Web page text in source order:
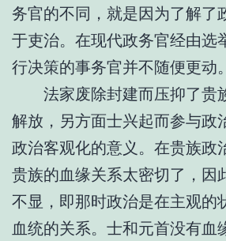
务官的不同，就是因为了解了
于吏治。在现代政务官经由选
行决策的事务官并不随便更动。
法家废除封建而压抑了贵
解放，另方面士兴起而参与政
政治客观化的意义。在贵族政
贵族的血缘关系太密切了，因
不显，即那时政治是在主观的
血统的关系。士和元首没有血